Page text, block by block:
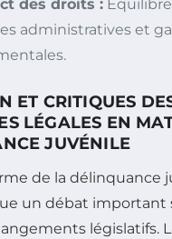
des droits :
administratives et
ET CRITIQUES
LÉGALES EN
JUVÉNILE
de la délinquance
un débat important
législatifs.